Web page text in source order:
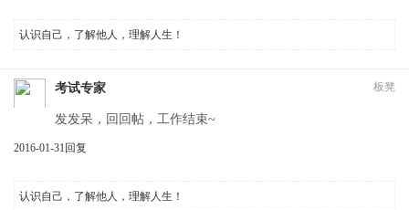
认识自己，了解他人，理解人生！
板凳
考试专家
发发呆，回回帖，工作结束~
2016-01-31 回复
认识自己，了解他人，理解人生！